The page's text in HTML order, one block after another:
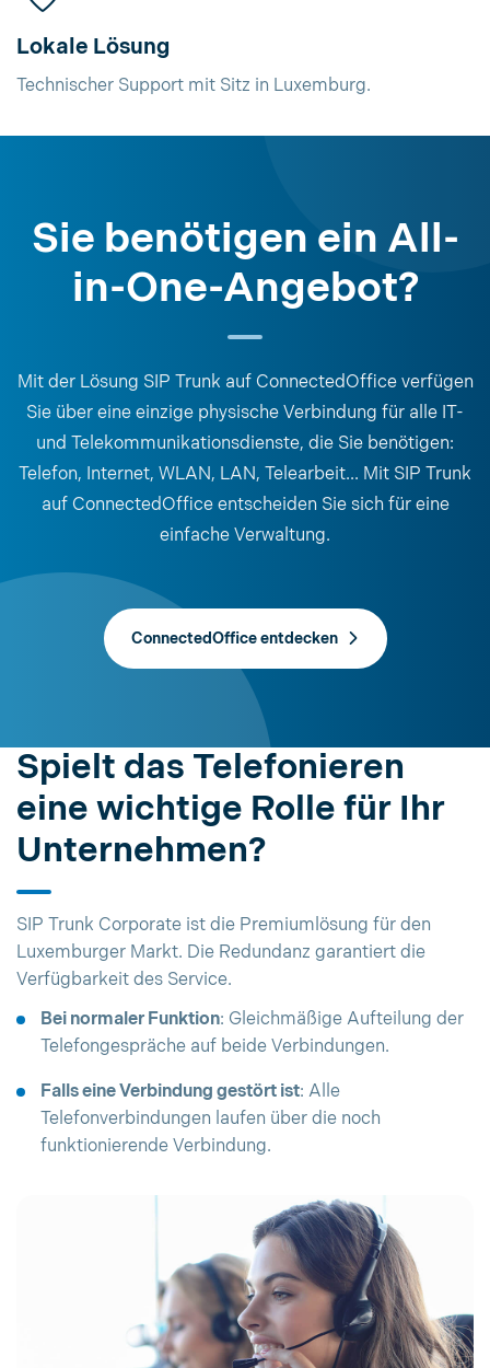
Lokale Lösung
Technischer Support mit Sitz in Luxemburg.
Sie benötigen ein All-
in-One-Angebot?
Mit der Lösung SIP Trunk auf ConnectedOffice verfügen
Sie über eine einzige physische Verbindung für alle IT-
und Telekommunikationsdienste, die Sie benötigen:
Telefon, Internet, WLAN, LAN, Telearbeit... Mit SIP Trunk
auf ConnectedOffice entscheiden Sie sich für eine
einfache Verwaltung.
ConnectedOffice entdecken
Spielt das Telefonieren
eine wichtige Rolle für Ihr
Unternehmen?
SIP Trunk Corporate ist die Premiumlösung für den
Luxemburger Markt. Die Redundanz garantiert die
Verfügbarkeit des Service.
Bei normaler Funktion: Gleichmäßige Aufteilung der
Telefongespräche auf beide Verbindungen.
Falls eine Verbindung gestört ist: Alle
Telefonverbindungen laufen über die noch
funktionierende Verbindung.